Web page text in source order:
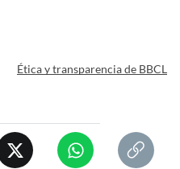
Ética y transparencia de BBCL